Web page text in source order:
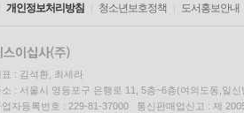
개인정보처리방침 청소년보호정책 도서홍보안내
표 : 김석환, 최세라
소 : 서울시 영등포구 은행로 11, 5층~6층(여의도동,일신
업자등록번호 : 229-81-37000 통신판매업신고 : 제